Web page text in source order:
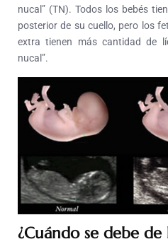
nucal” (TN). Todos los bebés
posterior de su cuello, pero los
extra tienen más cantidad de
nucal”.
¿Cuándo se debe de